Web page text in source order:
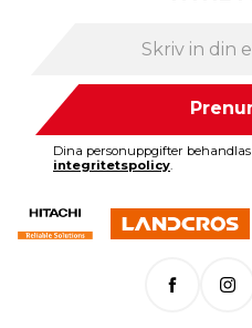
Dina personuppgifter
integritetspolicy.